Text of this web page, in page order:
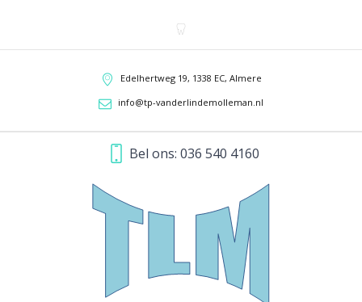
Edelhertweg 19, 1338 EC, Almere
info@tp-vanderlindemolleman.nl
Bel ons:036 540 4160